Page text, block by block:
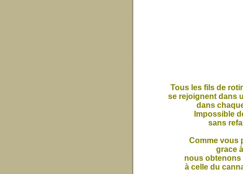
Tous les fils de
se rejoignent dans
dans
Impossible
sans
Comme vous
grace
nous
à celle du